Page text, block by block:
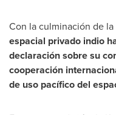
Con la culminación de la
espacial privado indio
declaración sobre su
cooperación
de uso pacífico del